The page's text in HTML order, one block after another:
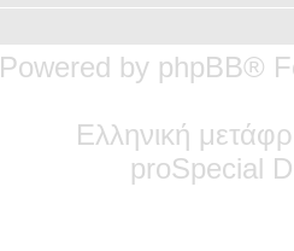
Powered by phpBB®
Ελληνική
proSpecial